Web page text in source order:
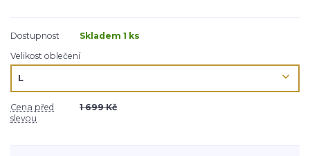
Dostupnost
Skladem 1 ks
Velikost oblečení
Cena před
slevou
1 699 Kč